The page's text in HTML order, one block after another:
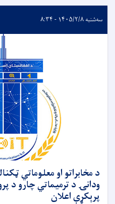
سه‌شنبه ۱۴۰۵/۲/۸ - ۸:۳۴
ودانۍ د ترمیماتي چارو د
پرېکړې اعلان